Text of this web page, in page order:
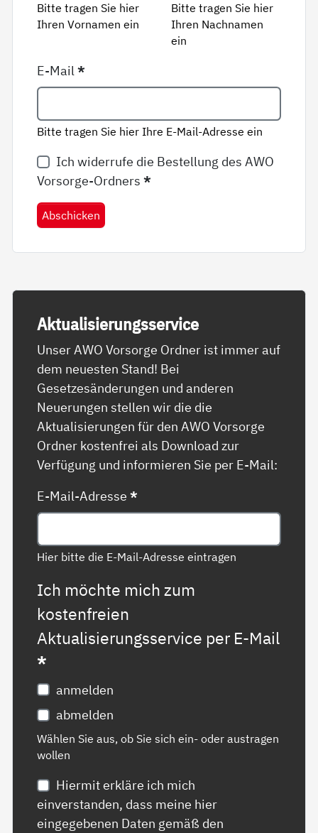
Bitte tragen Sie hier
Ihren Vornamen ein
Bitte tragen Sie hier
Ihren Nachnamen
ein
E-Mail*
Bitte tragen Sie hier Ihre E-Mail-Adresse ein
Ich widerrufe die Bestellung des AWO
Vorsorge-Ordners*
Abschicken
Ak­tua­li­sie­rungs­ser­vice
Unser AWO Vorsorge Ordner ist immer auf
dem neuesten Stand! Bei
Gesetzesänderungen und anderen
Neuerungen stellen wir die die
Aktualisierungen für den AWO Vorsorge
Ordner kostenfrei als Download zur
Verfügung und informieren Sie per E-Mail:
E-Mail-Adresse*
Hier bitte die E-Mail-Adresse eintragen
Ich möchte mich zum
kostenfreien
Aktualisierungsservice per E-Mail
*
anmelden
abmelden
Wählen Sie aus, ob Sie sich ein- oder austragen
wollen
Hiermit erkläre ich mich
einverstanden, dass meine hier
eingegebenen Daten gemäß den